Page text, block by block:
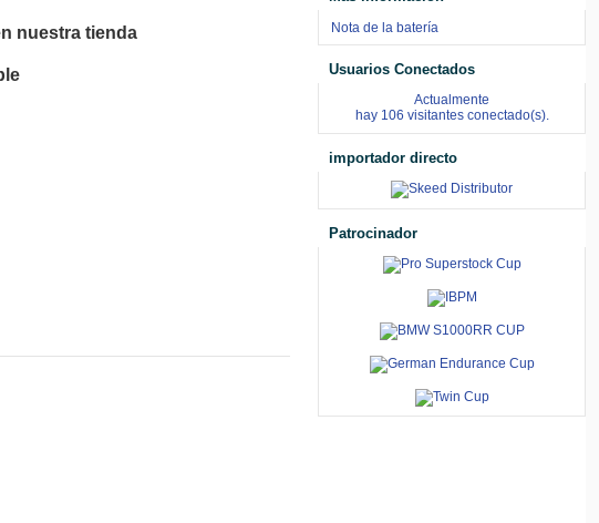
nuestra tienda
Nota de la batería
Usuarios Conectados
Actualmente
hay 106 visitantes conectado(s).
importador directo
Patrocinador